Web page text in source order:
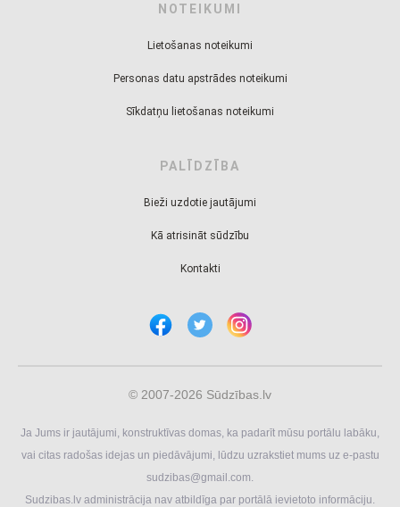
NOTEIKUMI
Lietošanas noteikumi
Personas datu apstrādes noteikumi
Sīkdatņu lietošanas noteikumi
PALĪDZĪBA
Bieži uzdotie jautājumi
Kā atrisināt sūdzību
Kontakti
© 2007-2026 Sūdzības.lv
Ja Jums ir jautājumi, konstruktīvas domas, ka padarīt mūsu portālu labāku,
vai citas radošas idejas un piedāvājumi, lūdzu uzrakstiet mums uz e-pastu
sudzibas@gmail.com
Sudzibas.lv administrācija nav atbildīga par portālā ievietoto informāciju.